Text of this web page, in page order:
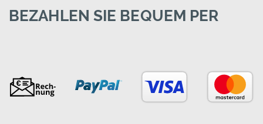
BEZAHLEN SIE BEQUEM PER